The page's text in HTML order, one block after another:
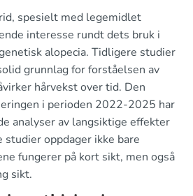
spesielt med legemidlet
interesse rundt dets bruk i
alopecia. Tidligere studier
grunnlag for forståelsen av
hårvekst over tid. Den
i perioden 2022-2025 har
analyser av langsiktige effekter
oppdager ikke bare
fungerer på kort sikt, men også
sikt.